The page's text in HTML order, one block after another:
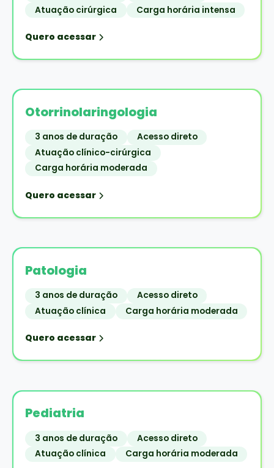
Atuação cirúrgica
Carga horária intensa
Quero acessar
Otorrinolaringologia
3 anos de duração
Acesso direto
Atuação clínico-cirúrgica
Carga horária moderada
Quero acessar
Patologia
3 anos de duração
Acesso direto
Atuação clínica
Carga horária moderada
Quero acessar
Pediatria
3 anos de duração
Acesso direto
Atuação clínica
Carga horária moderada